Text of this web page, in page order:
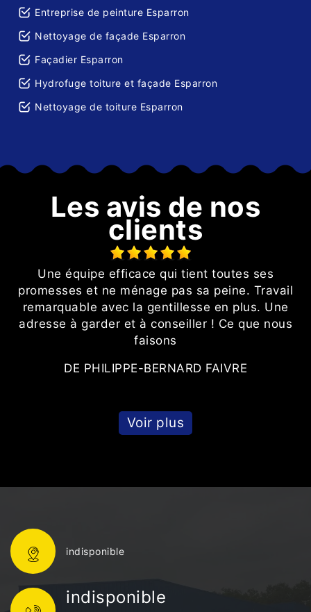
Entreprise de peinture Esparron
Nettoyage de façade Esparron
Façadier Esparron
Hydrofuge toiture et façade Esparron
Nettoyage de toiture Esparron
Les avis de nos
clients
Une équipe efficace qui tient toutes ses
promesses et ne ménage pas sa peine. Travail
remarquable avec la gentillesse en plus. Une
adresse à garder et à conseiller ! Ce que nous
faisons
DE PHILIPPE-BERNARD FAIVRE
Voir plus
indisponible
indisponible